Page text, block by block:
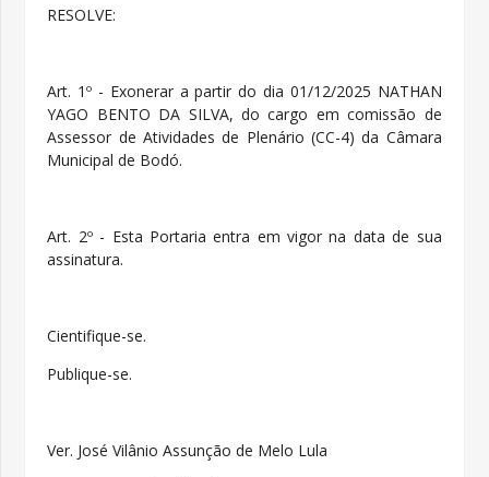
RESOLVE:
Art. 1º - Exonerar a partir do dia 01/12/2025 NATHAN
YAGO BENTO DA SILVA, do cargo em comissão de
Assessor de Atividades de Plenário (CC-4) da Câmara
Municipal de Bodó.
Art. 2º - Esta Portaria entra em vigor na data de sua
assinatura.
Cientifique-se.
Publique-se.
Ver. José Vilânio Assunção de Melo Lula